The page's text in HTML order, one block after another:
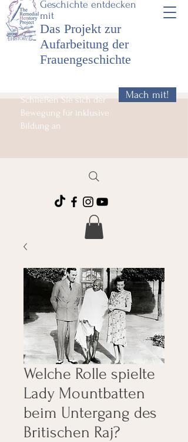
Geschichte entdecken
mit
Das Projekt zur
Aufarbeitung der
Frauengeschichte
Schließen Sie sich der
Bewegung für inklusive
Bildung an
Mach mit!
Welche Rolle spielte
Lady Mountbatten
beim Untergang des
Britischen Raj?